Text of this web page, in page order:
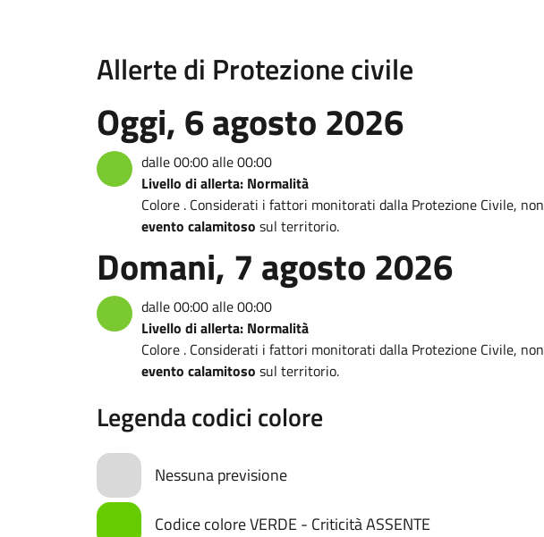
Allerte di Protezione civile
Oggi, 6 agosto 2026
dalle 00:00 alle 00:00
Livello di allerta: Normalità
Colore . Considerati i fattori monitorati dalla Protezione Civile, non
evento calamitoso sul territorio.
Domani, 7 agosto 2026
dalle 00:00 alle 00:00
Livello di allerta: Normalità
Colore . Considerati i fattori monitorati dalla Protezione Civile, non
evento calamitoso sul territorio.
Legenda codici colore
Nessuna previsione
Codice colore VERDE - Criticità ASSENTE